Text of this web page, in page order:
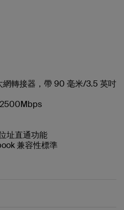
網轉接器，帶 90 毫米/3.5 英吋
址直通功能
兼容性標準